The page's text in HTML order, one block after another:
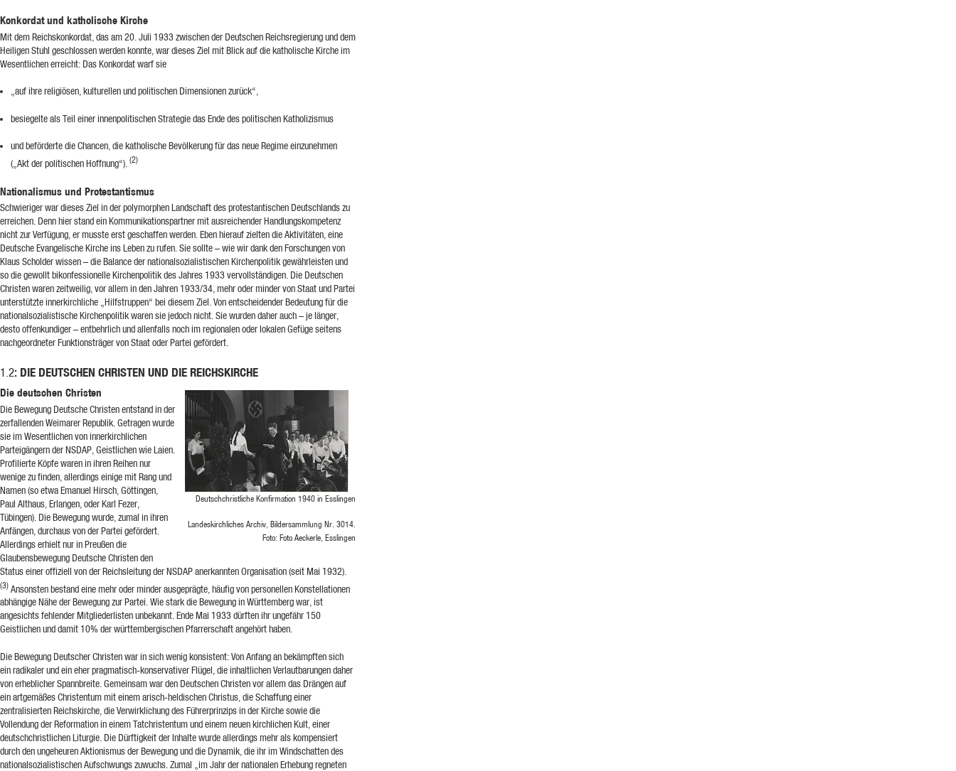
Konkordat und katholische Kirche
Mit dem Reichskonkordat, das am 20. Juli 1933 zwischen der Deutschen Reichsregierung und dem
Heiligen Stuhl geschlossen werden konnte, war dieses Ziel mit Blick auf die katholische Kirche im
Wesentlichen erreicht: Das Konkordat warf sie
„auf ihre religiösen, kulturellen und politischen Dimensionen zurück“,
besiegelte als Teil einer innenpolitischen Strategie das Ende des politischen Katholizismus
und beförderte die Chancen, die katholische Bevölkerung für das neue Regime einzunehmen
(„Akt der politischen Hoffnung“). (2)
Nationalismus und Protestantismus
Schwieriger war dieses Ziel in der polymorphen Landschaft des protestantischen Deutschlands zu
erreichen. Denn hier stand ein Kommunikationspartner mit ausreichender Handlungskompetenz
nicht zur Verfügung, er musste erst geschaffen werden. Eben hierauf zielten die Aktivitäten, eine
Deutsche Evangelische Kirche ins Leben zu rufen. Sie sollte – wie wir dank den Forschungen von
Klaus Scholder wissen – die Balance der nationalsozialistischen Kirchenpolitik gewährleisten und
so die gewollt bikonfessionelle Kirchenpolitik des Jahres 1933 vervollständigen. Die Deutschen
Christen waren zeitweilig, vor allem in den Jahren 1933/34, mehr oder minder von Staat und Partei
unterstützte innerkirchliche „Hilfstruppen“ bei diesem Ziel. Von entscheidender Bedeutung für die
nationalsozialistische Kirchenpolitik waren sie jedoch nicht. Sie wurden daher auch – je länger,
desto offenkundiger – entbehrlich und allenfalls noch im regionalen oder lokalen Gefüge seitens
nachgeordneter Funktionsträger von Staat oder Partei gefördert.
1.2: DIE DEUTSCHEN CHRISTEN UND DIE REICHSKIRCHE
Deutschchristliche Konfirmation 1940 in Esslingen
Landeskirchliches Archiv, Bildersammlung Nr. 3014.
Foto: Foto Aeckerle, Esslingen
Die deutschen Christen
Die Bewegung Deutsche Christen entstand in der
zerfallenden Weimarer Republik. Getragen wurde
sie im Wesentlichen von innerkirchlichen
Parteigängern der NSDAP, Geistlichen wie Laien.
Profilierte Köpfe waren in ihren Reihen nur
wenige zu finden, allerdings einige mit Rang und
Namen (so etwa Emanuel Hirsch, Göttingen,
Paul Althaus, Erlangen, oder Karl Fezer,
Tübingen). Die Bewegung wurde, zumal in ihren
Anfängen, durchaus von der Partei gefördert.
Allerdings erhielt nur in Preußen die
Glaubensbewegung Deutsche Christen den
Status einer offiziell von der Reichsleitung der NSDAP anerkannten Organisation (seit Mai 1932).
(3) Ansonsten bestand eine mehr oder minder ausgeprägte, häufig von personellen Konstellationen
abhängige Nähe der Bewegung zur Partei. Wie stark die Bewegung in Württemberg war, ist
angesichts fehlender Mitgliederlisten unbekannt. Ende Mai 1933 dürften ihr ungefähr 150
Geistlichen und damit 10% der württembergischen Pfarrerschaft angehört haben.
Die Bewegung Deutscher Christen war in sich wenig konsistent: Von Anfang an bekämpften sich
ein radikaler und ein eher pragmatisch-konservativer Flügel, die inhaltlichen Verlautbarungen daher
von erheblicher Spannbreite. Gemeinsam war den Deutschen Christen vor allem das Drängen auf
ein artgemäßes Christentum mit einem arisch-heldischen Christus, die Schaffung einer
zentralisierten Reichskirche, die Verwirklichung des Führerprinzips in der Kirche sowie die
Vollendung der Reformation in einem Tatchristentum und einem neuen kirchlichen Kult, einer
deutschchristlichen Liturgie. Die Dürftigkeit der Inhalte wurde allerdings mehr als kompensiert
durch den ungeheuren Aktionismus der Bewegung und die Dynamik, die ihr im Windschatten des
nationalsozialistischen Aufschwungs zuwuchs. Zumal „im Jahr der nationalen Erhebung regneten